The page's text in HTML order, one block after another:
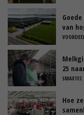
van
25
SMAXTEC
Hoe